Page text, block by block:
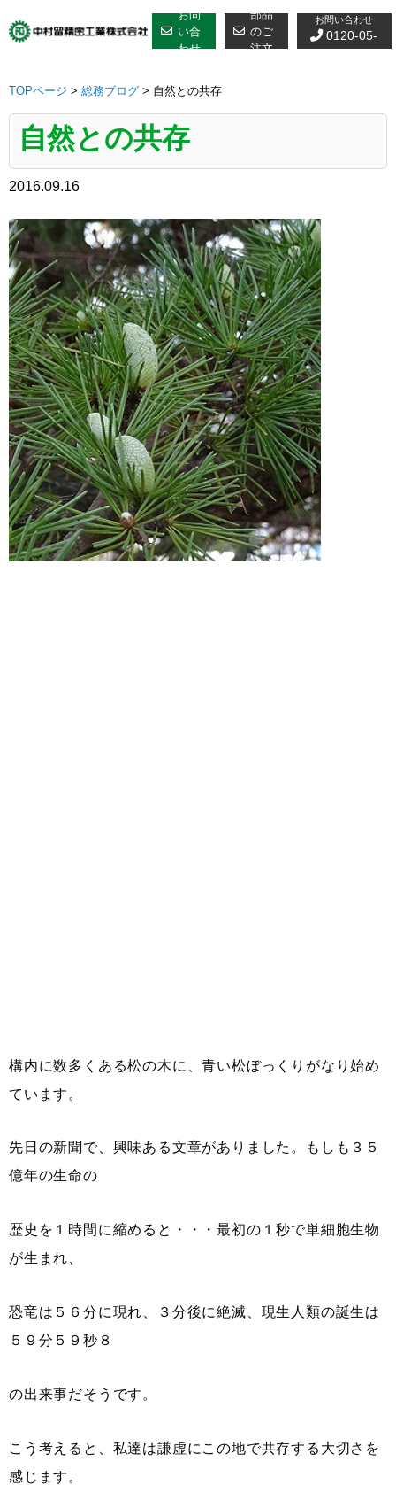
to
お問
い合
わせ
部品
のご
注文
お問い合わせ
0120-05-
TOPページ > 総務ブログ > 自然との共存
自然との共存
2016.09.16
構内に数多くある松の木に、青い松ぼっくりがなり始め
ています。
先日の新聞で、興味ある文章がありました。もしも３５
億年の生命の
歴史を１時間に縮めると・・・最初の１秒で単細胞生物
が生まれ、
恐竜は５６分に現れ、３分後に絶滅、現生人類の誕生は
５９分５９秒８
の出来事だそうです。
こう考えると、私達は謙虚にこの地で共存する大切さを
感じます。